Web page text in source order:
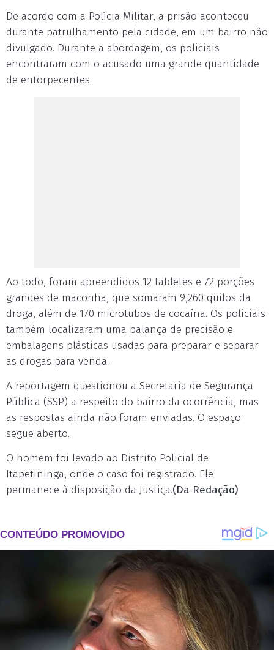
De acordo com a Polícia Militar, a prisão aconteceu
durante patrulhamento pela cidade, em um bairro não
divulgado. Durante a abordagem, os policiais
encontraram com o acusado uma grande quantidade
de entorpecentes.
Ao todo, foram apreendidos 12 tabletes e 72 porções
grandes de maconha, que somaram 9,260 quilos da
droga, além de 170 microtubos de cocaína. Os policiais
também localizaram uma balança de precisão e
embalagens plásticas usadas para preparar e separar
as drogas para venda.
A reportagem questionou a Secretaria de Segurança
Pública (SSP) a respeito do bairro da ocorrência, mas
as respostas ainda não foram enviadas. O espaço
segue aberto.
O homem foi levado ao Distrito Policial de
Itapetininga, onde o caso foi registrado. Ele
permanece à disposição da Justiça.(Da Redação)